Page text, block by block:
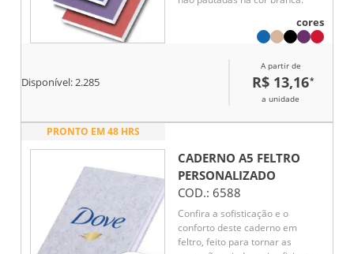
cores
Disponível:2.285
A partir de
R$ 13,16*
a unidade
PRONTO EM 48 HRS
CADERNO A5 FELTRO
PERSONALIZADO
COD.: 6588
Confira a sofisticação e o
conforto deste caderno em
feltro, feito para tornar as